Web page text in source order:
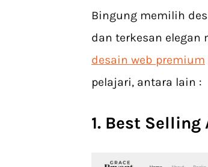
Bingung memilih
dan terkesan elegan
desain web premium
pelajari, antara lain :
1. Best